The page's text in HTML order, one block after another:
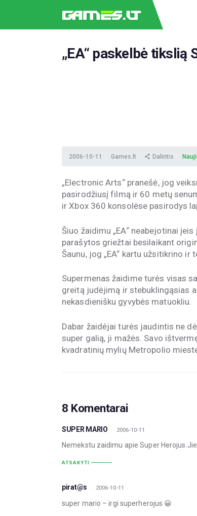
„EA“ paskelbė tikslią
2006-10-11 Games.lt Dalintis
„Electronic Arts“ pranešė, jog
pasirodžiusį filmą ir 60 metų
ir Xbox 360 konsolėse pasirodys
Šiuo žaidimu „EA“ neabejotinai
parašytos griežtai besilaikant
Šaunu, jog „EA“ kartu užsitikrino
Supermenas žaidime turės visas
greitą judėjimą ir stebuklingąsias
nekasdienišku gyvybės matuokliu.
Dabar žaidėjai turės jaudintis ne
super galią, ji mažės. Savo
kvadratinių mylių Metropolio
8 Komentarai
SUPER MARIO 2006-10-11
Nemekstu zaidimu apie Super
ATSAKYTI
pirat@s 2006-10-11
super mario – irgi superherojus 😀